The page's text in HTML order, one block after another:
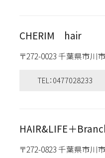
CHERIM hair
〒272-0023 千葉県市川
TEL：0477028233
HAIR&LIFE＋
〒272-0823 千葉県市川